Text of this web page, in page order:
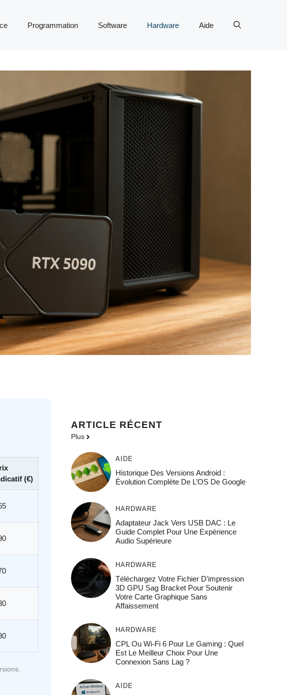
Programmation Software Hardware Aide
(€)
ARTICLE RÉCENT
Plus
AIDE
Historique Des Versions Android :
Évolution Complète De L’OS De Google
HARDWARE
Adaptateur Jack Vers USB DAC : Le
Guide Complet Pour Une Expérience
Audio Supérieure
HARDWARE
Téléchargez Votre Fichier D’impression
3D GPU Sag Bracket Pour Soutenir
Votre Carte Graphique Sans
Affaissement
HARDWARE
CPL Ou Wi-Fi 6 Pour Le Gaming : Quel
Est Le Meilleur Choix Pour Une
Connexion Sans Lag ?
AIDE